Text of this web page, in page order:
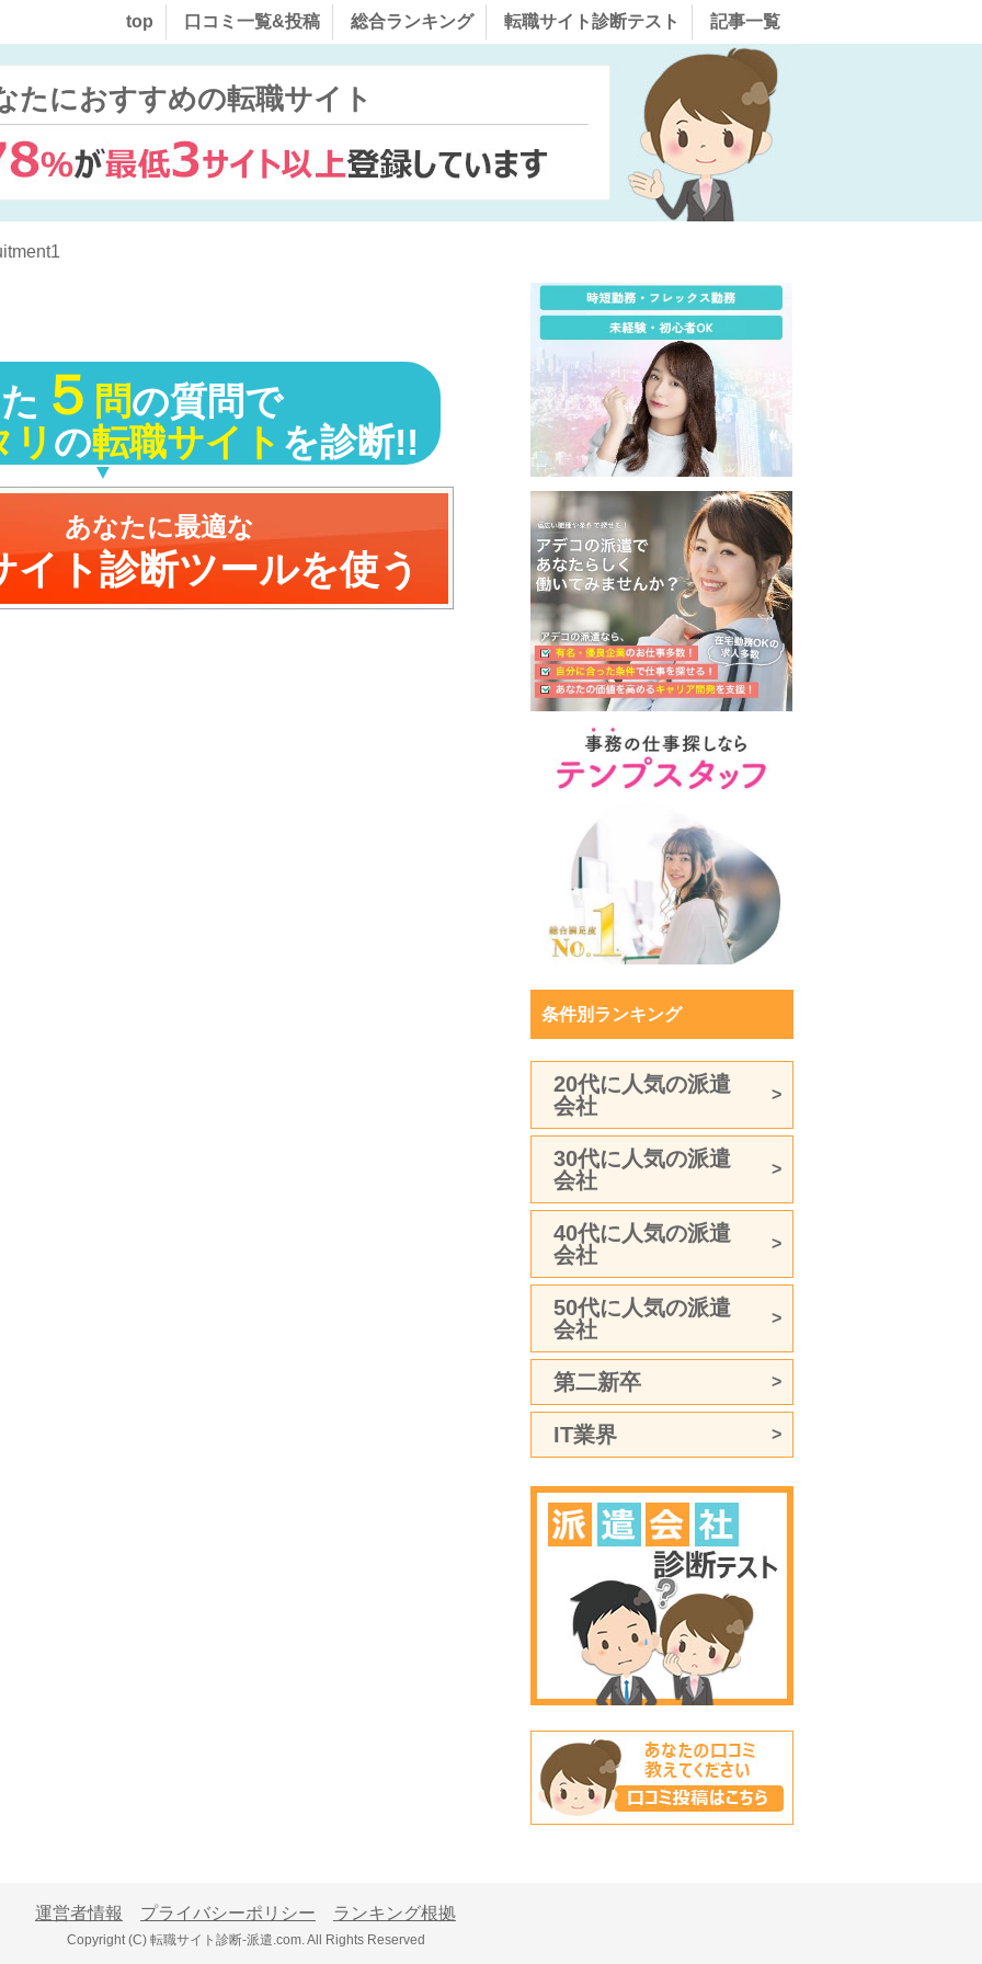
top 口コミ一覧&投稿 総合ランキング 転職サイト診断テスト 記事一覧
たにおすすめの転職サイト
５ 問の質問で
リ の転職サイト を診断!!
あなたに最適な
イト診断ツールを使う
条件別ランキング
20代に人気の派遣
会社
30代に人気の派遣
会社
40代に人気の派遣
会社
50代に人気の派遣
会社
第二新卒
IT業界
運営者情報 プライバシーポリシー ランキング根拠
Copyright (C) 転職サイト診断-派遣.com. All Rights Reserved